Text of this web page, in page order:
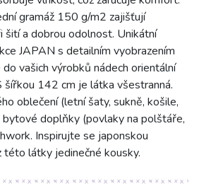
gramáž 150 g/m2 zajišťují
šití a dobrou odolnost. Unikátní
JAPAN s detailním vyobrazením
vašich výrobků nádech orientální
šířkou 142 cm je látka všestranná.
oblečení (letní šaty, sukně, košile,
doplňky (povlaky na polštáře,
Inspirujte se japonskou
látky jedinečné kousky.